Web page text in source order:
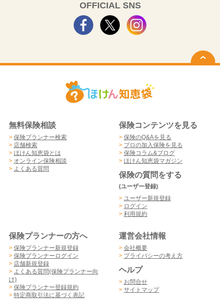
OFFICIAL SNS
無料保険相談
> 保険プランナー検索
> 店舗検索
> ほけん知恵袋とは
> オンライン保険相談
> よくある質問
保険コンテンツを見る
> 保険のQ&Aを見る
> プロの加入保険を見る
> 保険コラム&ブログ
> ほけん知恵袋マガジン
保険の質問をする
(ユーザー登録)
> ユーザー新規登録
> ログイン
> 利用規約
保険プランナーの方へ
> 保険プランナー新規登録
> 保険プランナーログイン
> 店舗新規登録
> よくある質問(保険プランナー向
け)
> 保険プランナー登録規約
> 特定商取引法に基づく表記
運営会社情報
> 会社概要
> プライバシーの考え方
ヘルプ
> お問合せ
> サイトマップ